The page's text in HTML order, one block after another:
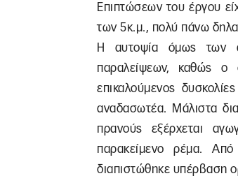
Επιπτώσεων του έργου
των 5κ.μ., πολύ πάνω
Η αυτοψία όμως των
παραλείψεων, καθώς ο
επικαλούμενος
αναδασωτέα. Μάλιστα
πρανούς εξέρχεται
παρακείμενο ρέμα.
διαπιστώθηκε υπέρβαση